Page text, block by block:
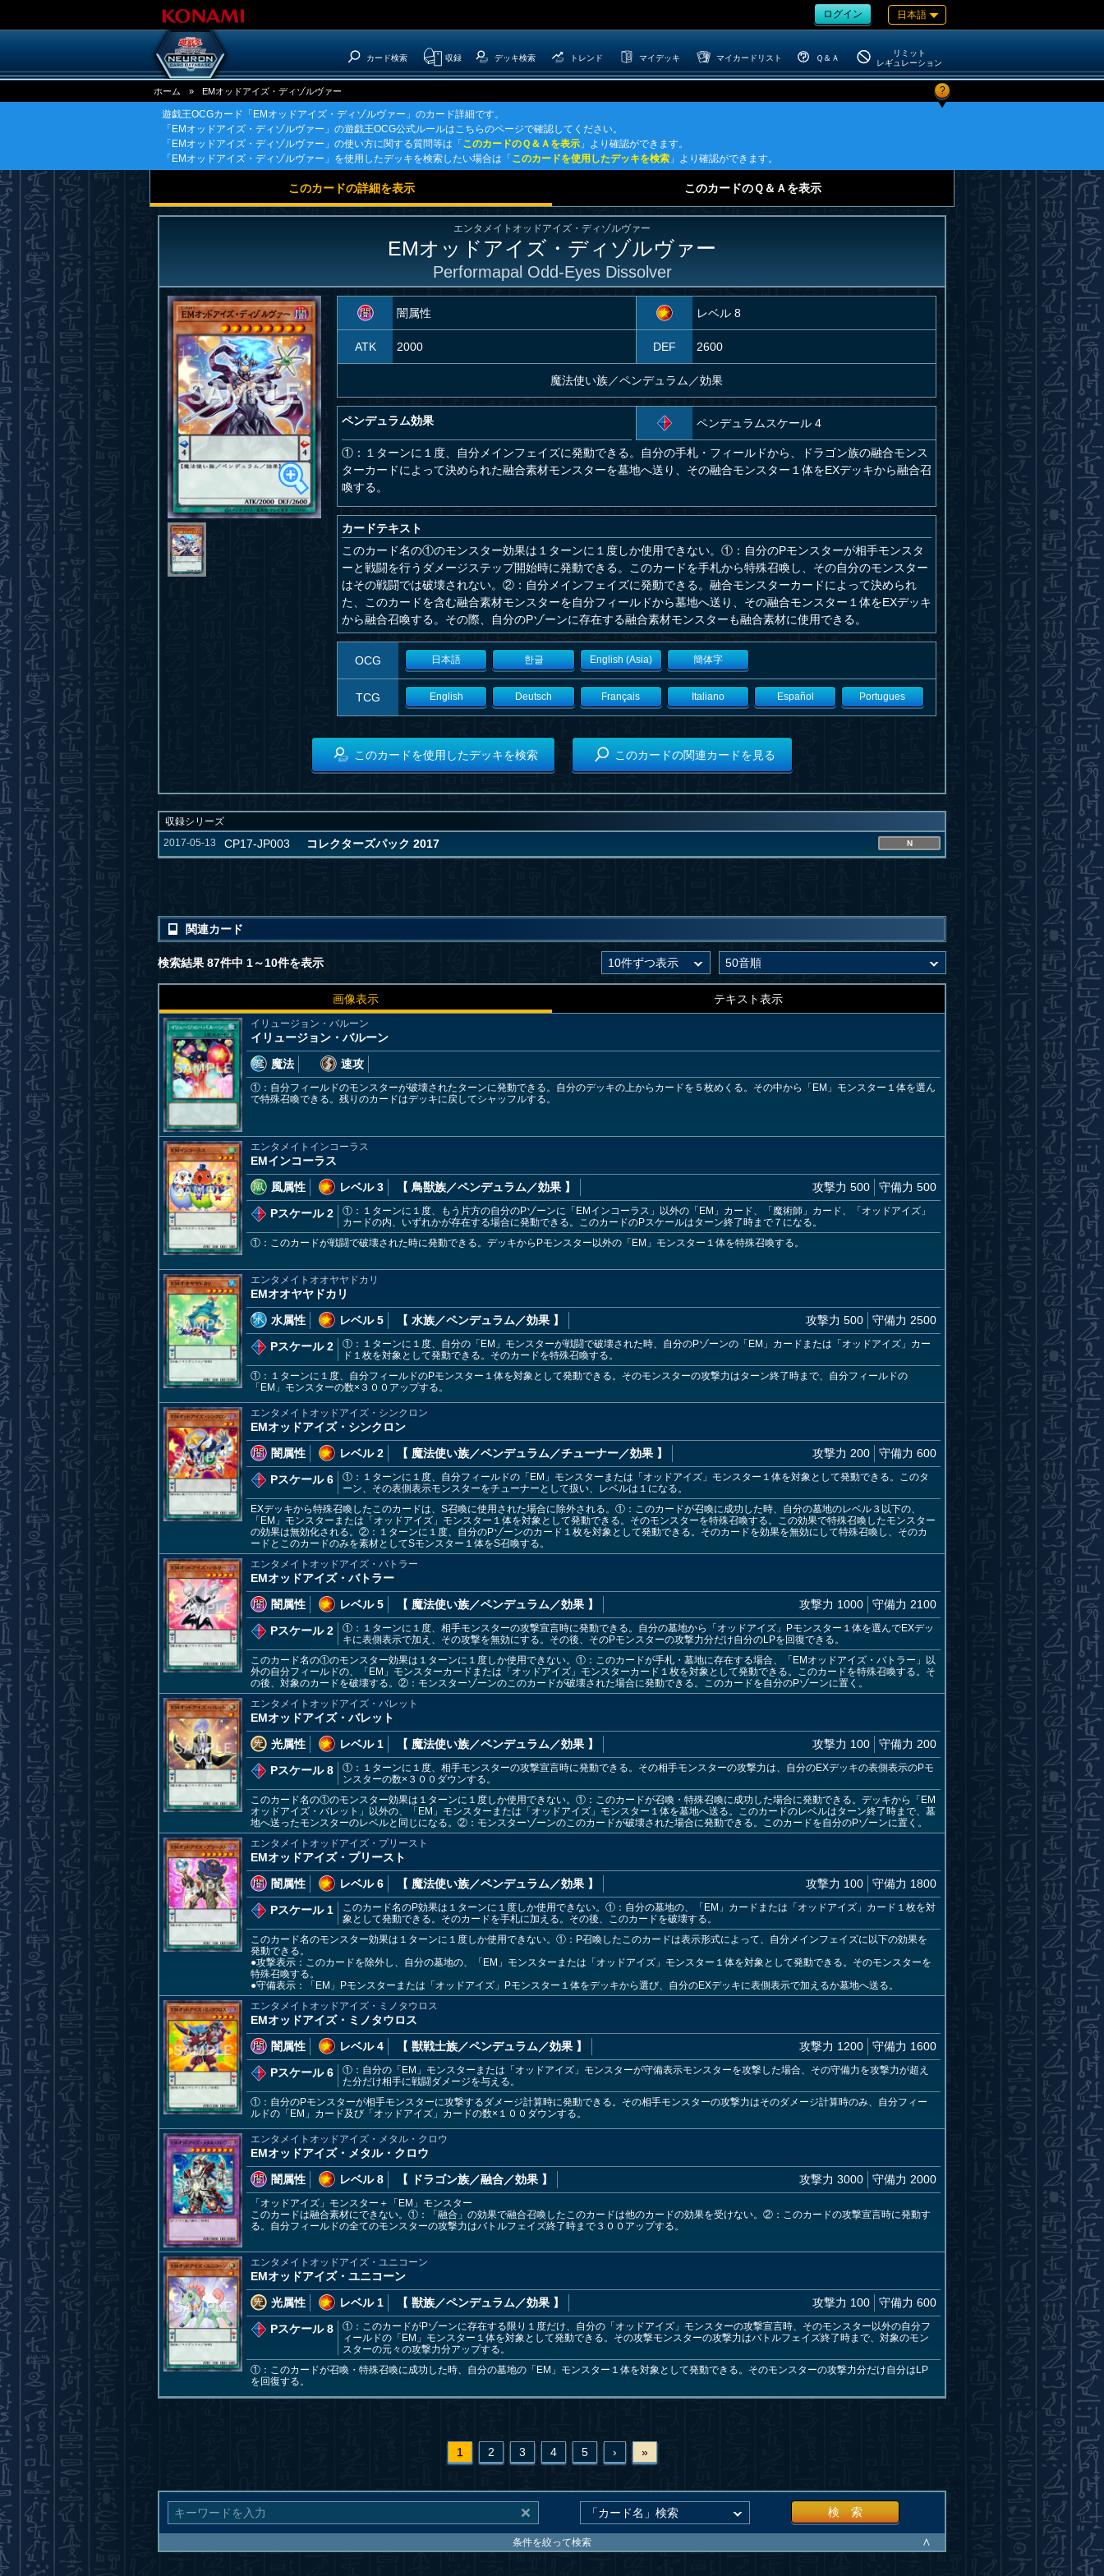
ログイン 日本語
カード検索 収録 デッキ検索 トレンド マイデッキ マイカードリスト Ｑ＆Ａ
リミット
レギュレーション
ホーム » EMオッドアイズ・ディゾルヴァー ?
遊戯王OCGカード「EMオッドアイズ・ディゾルヴァー」のカード詳細です。
「EMオッドアイズ・ディゾルヴァー」の遊戯王OCG公式ルールはこちらのページで確認してください。
「EMオッドアイズ・ディゾルヴァー」の使い方に関する質問等は「 このカードのＱ＆Ａを表示 」より確認ができます。
「EMオッドアイズ・ディゾルヴァー」を使用したデッキを検索したい場合は「 このカードを使用したデッキを検索 」より確認ができます。
このカードの詳細を表示 このカードのＱ＆Ａを表示
エンタメイトオッドアイズ・ディゾルヴァー
EMオッドアイズ・ディゾルヴァー
Performapal Odd-Eyes Dissolver
闇属性 レベル 8
ATK 2000 DEF 2600
魔法使い族／ペンデュラム／効果
ペンデュラム効果 ペンデュラムスケール 4
①：１ターンに１度、自分メインフェイズに発動できる。自分の手札・フィールドから、ドラゴン族の融合モンス
ターカードによって決められた融合素材モンスターを墓地へ送り、その融合モンスター１体をEXデッキから融合召
喚する。
カードテキスト
このカード名の①のモンスター効果は１ターンに１度しか使用できない。①：自分のPモンスターが相手モンスタ
ーと戦闘を行うダメージステップ開始時に発動できる。このカードを手札から特殊召喚し、その自分のモンスター
はその戦闘では破壊されない。②：自分メインフェイズに発動できる。融合モンスターカードによって決められ
た、このカードを含む融合素材モンスターを自分フィールドから墓地へ送り、その融合モンスター１体をEXデッキ
から融合召喚する。その際、自分のPゾーンに存在する融合素材モンスターも融合素材に使用できる。
OCG 日本語 한글 English (Asia) 簡体字
TCG English Deutsch Français Italiano Español Portugues
このカードを使用したデッキを検索 このカードの関連カードを見る
収録シリーズ
2017-05-13
CP17-JP003 コレクターズパック 2017 N
関連カード
検索結果 87件中 1～10件を表示
画像表示 テキスト表示
イリュージョン・バルーン
イリュージョン・バルーン
魔法
速攻
①：自分フィールドのモンスターが破壊されたターンに発動できる。自分のデッキの上からカードを５枚めくる。その中から「EM」モンスター１体を選ん
で特殊召喚できる。残りのカードはデッキに戻してシャッフルする。
エンタメイトインコーラス
EMインコーラス
風属性
レベル 3 【 鳥獣族／ペンデュラム／効果 】 攻撃力 500
守備力 500
Pスケール 2
①：１ターンに１度、もう片方の自分のPゾーンに「EMインコーラス」以外の「EM」カード、「魔術師」カード、「オッドアイズ」
カードの内、いずれかが存在する場合に発動できる。このカードのPスケールはターン終了時まで７になる。
①：このカードが戦闘で破壊された時に発動できる。デッキからPモンスター以外の「EM」モンスター１体を特殊召喚する。
エンタメイトオオヤヤドカリ
EMオオヤヤドカリ
水属性
レベル 5 【 水族／ペンデュラム／効果 】 攻撃力 500
守備力 2500
Pスケール 2
①：１ターンに１度、自分の「EM」モンスターが戦闘で破壊された時、自分のPゾーンの「EM」カードまたは「オッドアイズ」カー
ド１枚を対象として発動できる。そのカードを特殊召喚する。
①：１ターンに１度、自分フィールドのPモンスター１体を対象として発動できる。そのモンスターの攻撃力はターン終了時まで、自分フィールドの
「EM」モンスターの数×３００アップする。
エンタメイトオッドアイズ・シンクロン
EMオッドアイズ・シンクロン
闇属性
レベル 2 【 魔法使い族／ペンデュラム／チューナー／効果 】 攻撃力 200
守備力 600
Pスケール 6
①：１ターンに１度、自分フィールドの「EM」モンスターまたは「オッドアイズ」モンスター１体を対象として発動できる。このタ
ーン、その表側表示モンスターをチューナーとして扱い、レベルは１になる。
EXデッキから特殊召喚したこのカードは、S召喚に使用された場合に除外される。①：このカードが召喚に成功した時、自分の墓地のレベル３以下の、
「EM」モンスターまたは「オッドアイズ」モンスター１体を対象として発動できる。そのモンスターを特殊召喚する。この効果で特殊召喚したモンスター
の効果は無効化される。②：１ターンに１度、自分のPゾーンのカード１枚を対象として発動できる。そのカードを効果を無効にして特殊召喚し、そのカ
ードとこのカードのみを素材としてSモンスター１体をS召喚する。
エンタメイトオッドアイズ・バトラー
EMオッドアイズ・バトラー
闇属性
レベル 5 【 魔法使い族／ペンデュラム／効果 】 攻撃力 1000
守備力 2100
Pスケール 2
①：１ターンに１度、相手モンスターの攻撃宣言時に発動できる。自分の墓地から「オッドアイズ」Pモンスター１体を選んでEXデッ
キに表側表示で加え、その攻撃を無効にする。その後、そのPモンスターの攻撃力分だけ自分のLPを回復できる。
このカード名の①のモンスター効果は１ターンに１度しか使用できない。①：このカードが手札・墓地に存在する場合、「EMオッドアイズ・バトラー」以
外の自分フィールドの、「EM」モンスターカードまたは「オッドアイズ」モンスターカード１枚を対象として発動できる。このカードを特殊召喚する。そ
の後、対象のカードを破壊する。②：モンスターゾーンのこのカードが破壊された場合に発動できる。このカードを自分のPゾーンに置く。
エンタメイトオッドアイズ・バレット
EMオッドアイズ・バレット
光属性
レベル 1 【 魔法使い族／ペンデュラム／効果 】 攻撃力 100
守備力 200
Pスケール 8
①：１ターンに１度、相手モンスターの攻撃宣言時に発動できる。その相手モンスターの攻撃力は、自分のEXデッキの表側表示のPモ
ンスターの数×３００ダウンする。
このカード名の①のモンスター効果は１ターンに１度しか使用できない。①：このカードが召喚・特殊召喚に成功した場合に発動できる。デッキから「EM
オッドアイズ・バレット」以外の、「EM」モンスターまたは「オッドアイズ」モンスター１体を墓地へ送る。このカードのレベルはターン終了時まで、墓
地へ送ったモンスターのレベルと同じになる。②：モンスターゾーンのこのカードが破壊された場合に発動できる。このカードを自分のPゾーンに置く。
エンタメイトオッドアイズ・プリースト
EMオッドアイズ・プリースト
闇属性
レベル 6 【 魔法使い族／ペンデュラム／効果 】 攻撃力 100
守備力 1800
Pスケール 1
このカード名のP効果は１ターンに１度しか使用できない。①：自分の墓地の、「EM」カードまたは「オッドアイズ」カード１枚を対
象として発動できる。そのカードを手札に加える。その後、このカードを破壊する。
このカード名のモンスター効果は１ターンに１度しか使用できない。①：P召喚したこのカードは表示形式によって、自分メインフェイズに以下の効果を
発動できる。
●攻撃表示：このカードを除外し、自分の墓地の、「EM」モンスターまたは「オッドアイズ」モンスター１体を対象として発動できる。そのモンスターを
特殊召喚する。
●守備表示：「EM」Pモンスターまたは「オッドアイズ」Pモンスター１体をデッキから選び、自分のEXデッキに表側表示で加えるか墓地へ送る。
エンタメイトオッドアイズ・ミノタウロス
EMオッドアイズ・ミノタウロス
闇属性
レベル 4 【 獣戦士族／ペンデュラム／効果 】 攻撃力 1200
守備力 1600
Pスケール 6
①：自分の「EM」モンスターまたは「オッドアイズ」モンスターが守備表示モンスターを攻撃した場合、その守備力を攻撃力が超え
た分だけ相手に戦闘ダメージを与える。
①：自分のPモンスターが相手モンスターに攻撃するダメージ計算時に発動できる。その相手モンスターの攻撃力はそのダメージ計算時のみ、自分フィー
ルドの「EM」カード及び「オッドアイズ」カードの数×１００ダウンする。
エンタメイトオッドアイズ・メタル・クロウ
EMオッドアイズ・メタル・クロウ
闇属性
レベル 8 【 ドラゴン族／融合／効果 】 攻撃力 3000 守備力 2000
「オッドアイズ」モンスター＋「EM」モンスター
このカードは融合素材にできない。①：「融合」の効果で融合召喚したこのカードは他のカードの効果を受けない。②：このカードの攻撃宣言時に発動す
る。自分フィールドの全てのモンスターの攻撃力はバトルフェイズ終了時まで３００アップする。
エンタメイトオッドアイズ・ユニコーン
EMオッドアイズ・ユニコーン
光属性
レベル 1 【 獣族／ペンデュラム／効果 】 攻撃力 100
守備力 600
Pスケール 8
①：このカードがPゾーンに存在する限り１度だけ、自分の「オッドアイズ」モンスターの攻撃宣言時、そのモンスター以外の自分フ
ィールドの「EM」モンスター１体を対象として発動できる。その攻撃モンスターの攻撃力はバトルフェイズ終了時まで、対象のモン
スターの元々の攻撃力分アップする。
①：このカードが召喚・特殊召喚に成功した時、自分の墓地の「EM」モンスター１体を対象として発動できる。そのモンスターの攻撃力分だけ自分はLP
を回復する。
1 2 3 4 5 › »
検 索
条件を絞って検索 ∧